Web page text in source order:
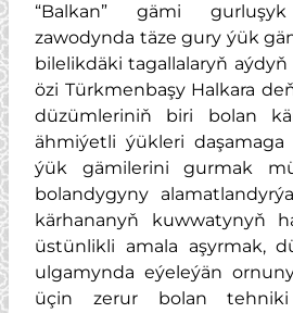
“Balkan” gämi
zawodynda täze gury ýük
bilelikdäki tagallalaryň
özi Türkmenbaşy Halkara
düzümleriniň biri bolan
ähmiýetli ýükleri
ýük gämilerini gurmak
bolandygyny
kärhananyň kuwwatynyň
üstünlikli amala aşyrmak,
ulgamynda eýeleýän
üçin zerur bolan tehniki